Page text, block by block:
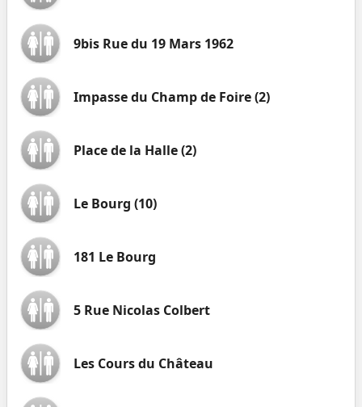
9bis Rue du 19 Mars 1962
Impasse du Champ de Foire (2)
Place de la Halle (2)
Le Bourg (10)
181 Le Bourg
5 Rue Nicolas Colbert
Les Cours du Château